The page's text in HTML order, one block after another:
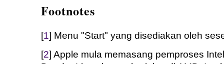
Footnotes
[1] Menu "Start" yang disediakan oleh
[2] Apple mula memasang pemproses